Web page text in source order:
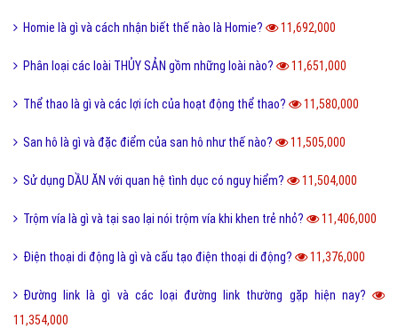
Homie là gì và cách nhận biết thế nào là Homie? 11,692,000
Phân loại các loài THỦY SẢN gồm những loài nào? 11,651,000
Thể thao là gì và các lợi ích của hoạt động thể thao? 11,580,000
San hô là gì và đặc điểm của san hô như thế nào? 11,505,000
Sử dụng DẦU ĂN với quan hệ tình dục có nguy hiểm? 11,504,000
Trộm vía là gì và tại sao lại nói trộm vía khi khen trẻ nhỏ? 11,406,000
Điện thoại di động là gì và cấu tạo điện thoại di động? 11,376,000
Đường link là gì và các loại đường link thường gặp hiện nay?
11,354,000